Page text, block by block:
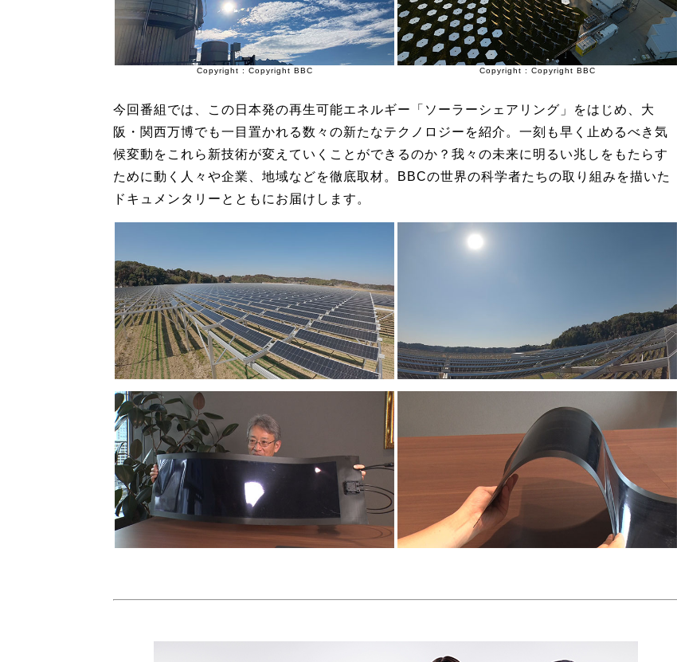
Copyright : Copyright BBC Copyright : Copyright BBC
今回番組では、この日本発の再生可能エネルギー「ソーラーシェアリング」をはじめ、大
阪・関西万博でも一目置かれる数々の新たなテクノロジーを紹介。一刻も早く止めるべき気
候変動をこれら新技術が変えていくことができるのか？我々の未来に明るい兆しをもたらす
ために動く人々や企業、地域などを徹底取材。BBCの世界の科学者たちの取り組みを描いた
ドキュメンタリーとともにお届けします。